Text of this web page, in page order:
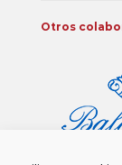
Otros